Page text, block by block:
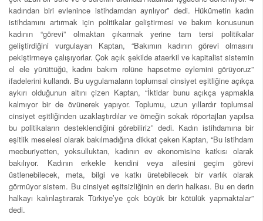
kadından biri evlenince istihdamdan ayrılıyor” dedi. Hükümetin kadın
istihdamını artırmak için politikalar geliştirmesi ve bakım konusunun
kadının “görevi” olmaktan çıkarmak yerine tam tersi politikalar
geliştirdiğini vurgulayan Kaptan, “Bakımın kadının görevi olmasını
pekiştirmeye çalışıyorlar. Çok açık şekilde ataerkil ve kapitalist sistemin
el ele yürüttüğü, kadını bakım rolüne hapsetme eylemini görüyoruz”
ifadelerini kullandı. Bu uygulamaların toplumsal cinsiyet eşitliğine açıkça
aykırı olduğunun altını çizen Kaptan, “İktidar bunu açıkça yapmakla
kalmıyor bir de övünerek yapıyor. Toplumu, uzun yıllardır toplumsal
cinsiyet eşitliğinden uzaklaştırdılar ve örneğin sokak röportajları yapılsa
bu politikaların desteklendiğini görebiliriz” dedi. Kadın istihdamına bir
eşitlik meselesi olarak bakılmadığına dikkat çeken Kaptan, “Bu istihdam
mecburiyetten, yoksulluktan, kadının ev ekonomisine katkısı olarak
bakılıyor. Kadının erkekle kendini veya ailesini geçim görevi
üstlenebilecek, meta, bilgi ve katkı üretebilecek bir varlık olarak
görmüyor sistem. Bu cinsiyet eşitsizliğinin en derin halkası. Bu en derin
halkayı kalınlaştırarak Türkiye’ye çok büyük bir kötülük yapmaktalar”
dedi.